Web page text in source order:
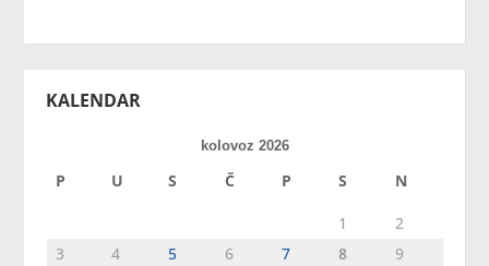
KALENDAR
kolovoz 2026
P U S Č P S N
1
2
3
4 5 6 7 8
9